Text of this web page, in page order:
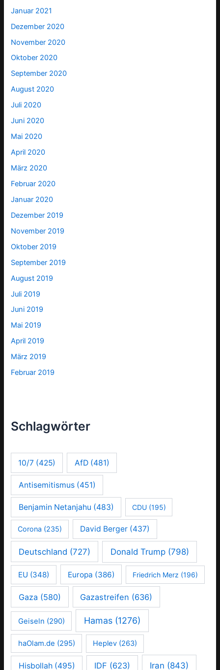
Januar 2021
Dezember 2020
November 2020
Oktober 2020
September 2020
August 2020
Juli 2020
Juni 2020
Mai 2020
April 2020
März 2020
Februar 2020
Januar 2020
Dezember 2019
November 2019
Oktober 2019
September 2019
August 2019
Juli 2019
Juni 2019
Mai 2019
April 2019
März 2019
Februar 2019
Schlagwörter
10/7 (425) AfD(481)
Antisemitismus(451)
Benjamin Netanjahu (483) CDU(195)
Corona (235) David Berger (437)
Deutschland (727) Donald Trump(798)
EU (348) Europa (386) Friedrich Merz (196)
Gaza (580) Gazastreifen (636)
Geiseln (290) Hamas (1276)
haOlam.de (295) Heplev (263)
Hisbollah(495) IDF (623) Iran (843)